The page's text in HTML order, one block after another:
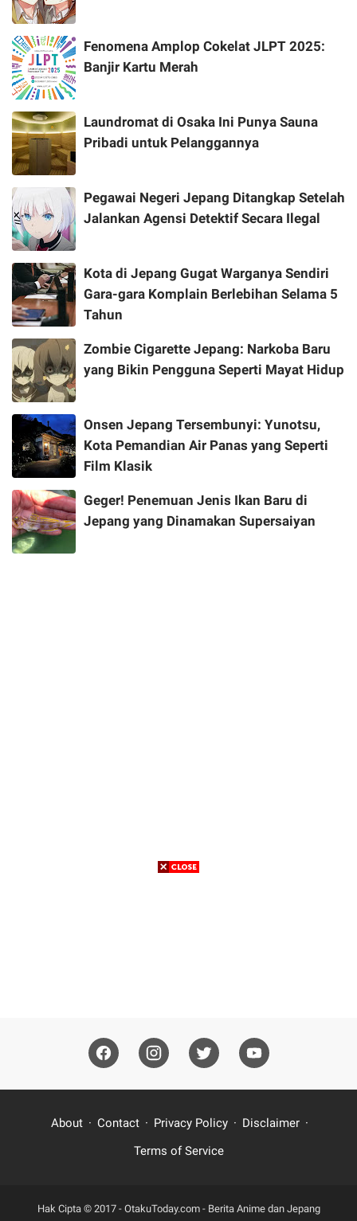
Fenomena Amplop Cokelat JLPT 2025:
Banjir Kartu Merah
Laundromat di Osaka Ini Punya Sauna
Pribadi untuk Pelanggannya
Pegawai Negeri Jepang Ditangkap Setelah
Jalankan Agensi Detektif Secara Ilegal
Kota di Jepang Gugat Warganya Sendiri
Gara-gara Komplain Berlebihan Selama 5
Tahun
Zombie Cigarette Jepang: Narkoba Baru
yang Bikin Pengguna Seperti Mayat Hidup
Onsen Jepang Tersembunyi: Yunotsu,
Kota Pemandian Air Panas yang Seperti
Film Klasik
Geger! Penemuan Jenis Ikan Baru di
Jepang yang Dinamakan Supersaiyan
About Contact Privacy Policy
Disclaimer
Terms of Service
Hak Cipta © 2017 - OtakuToday.com - Berita Anime dan Jepang